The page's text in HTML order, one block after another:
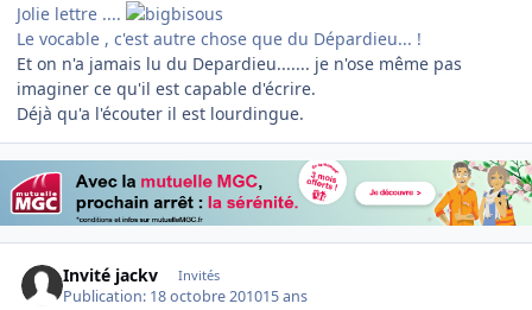
Jolie lettre ....
Le vocable , c'est autre chose que du Dépardieu... !
Et on n'a jamais lu du Depardieu....... je n'ose même pas
imaginer ce qu'il est capable d'écrire.
Déjà qu'a l'écouter il est lourdingue.
Invité jackv Invités
Publication: 18 octobre 201015 ans